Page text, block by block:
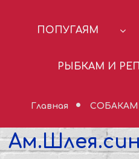
ПОПУГАЯМ
РЫБКАМ И
Главная СОБАКАМ